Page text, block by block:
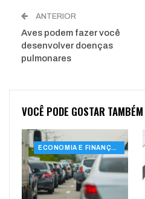
ANTERIOR
Aves podem fazer você
desenvolver doenças
pulmonares
VOCÊ PODE GOSTAR TAMBÉM
ECONOMIA E FINANÇAS